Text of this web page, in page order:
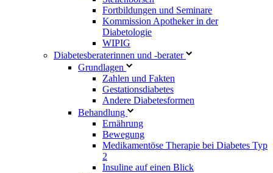
Fortbildungen und Seminare
Kommission Apotheker in der
Diabetologie
WIPIG
Diabetesberaterinnen und -berater
Grundlagen
Zahlen und Fakten
Gestationsdiabetes
Andere Diabetesformen
Behandlung
Ernährung
Bewegung
Medikamentöse Therapie bei Diabetes Typ
2
Insuline auf einen Blick